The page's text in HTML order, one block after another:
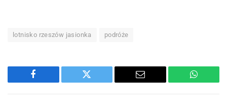
lotnisko rzeszów jasionka podróże
Facebook Twitter Email